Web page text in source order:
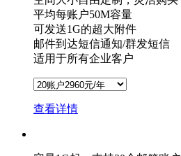
平均每账户50M容量
可发送1G的超大附件
邮件到达短信通知/群发短信
适用于所有企业客户
查看详情